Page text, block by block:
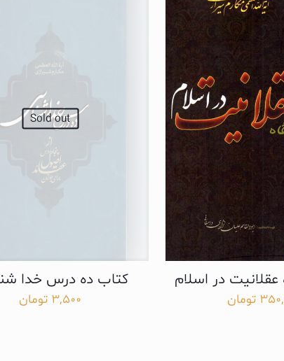
عقلانیت در اسلام
تومان
Sold out
کتاب ده درس خدا
3,500 تومان